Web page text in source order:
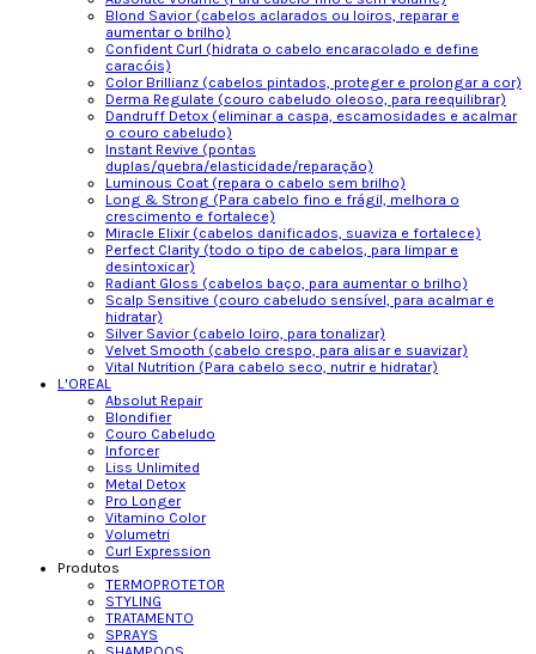
Blond Savior (cabelos aclarados ou loiros, reparar e
aumentar o brilho)
Confident Curl (hidrata o cabelo encaracolado e define
caracóis)
Color Brillianz (cabelos pintados, proteger e prolongar a cor)
Derma Regulate (couro cabeludo oleoso, para reequilibrar)
Dandruff Detox (eliminar a caspa, escamosidades e acalmar
o couro cabeludo)
Instant Revive (pontas
duplas/quebra/elasticidade/reparação)
Luminous Coat (repara o cabelo sem brilho)
Long & Strong (Para cabelo fino e frágil, melhora o
crescimento e fortalece)
Miracle Elixir (cabelos danificados, suaviza e fortalece)
Perfect Clarity (todo o tipo de cabelos, para limpar e
desintoxicar)
Radiant Gloss (cabelos baço, para aumentar o brilho)
Scalp Sensitive (couro cabeludo sensível, para acalmar e
hidratar)
Silver Savior (cabelo loiro, para tonalizar)
Velvet Smooth (cabelo crespo, para alisar e suavizar)
Vital Nutrition (Para cabelo seco, nutrir e hidratar)
L'OREAL
Absolut Repair
Blondifier
Couro Cabeludo
Inforcer
Liss Unlimited
Metal Detox
Pro Longer
Vitamino Color
Volumetri
Curl Expression
Produtos
TERMOPROTETOR
STYLING
TRATAMENTO
SPRAYS